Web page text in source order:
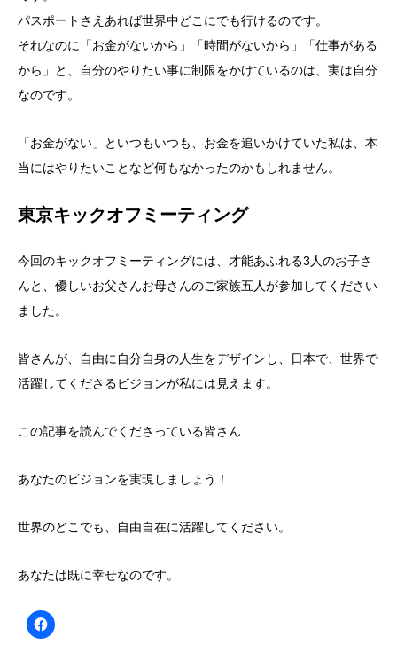
パスポートさえあれば世界中どこにでも行けるのです。
それなのに「お金がないから」「時間がないから」「仕事がある
から」と、自分のやりたい事に制限をかけているのは、実は自分
なのです。
「お金がない」といつもいつも、お金を追いかけていた私は、本
当にはやりたいことなど何もなかったのかもしれません。
東京キックオフミーティング
今回のキックオフミーティングには、才能あふれる3人のお子さ
んと、優しいお父さんお母さんのご家族五人が参加してください
ました。
皆さんが、自由に自分自身の人生をデザインし、日本で、世界で
活躍してくださるビジョンが私には見えます。
この記事を読んでくださっている皆さん
あなたのビジョンを実現しましょう！
世界のどこでも、自由自在に活躍してください。
あなたは既に幸せなのです。